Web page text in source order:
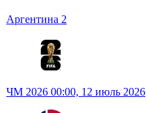
Аргентина 2
ЧМ 2026 00:00, 12 июль 2026